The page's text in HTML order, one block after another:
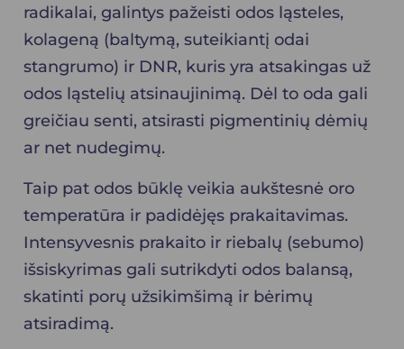
radikalai, galintys pažeisti odos ląsteles,
kolageną (baltymą, suteikiantį odai
stangrumo) ir DNR, kuris yra atsakingas už
odos ląstelių atsinaujinimą. Dėl to oda gali
greičiau senti, atsirasti pigmentinių dėmių
ar net nudegimų.
Taip pat odos būklę veikia aukštesnė oro
temperatūra ir padidėjęs prakaitavimas.
Intensyvesnis prakaito ir riebalų (sebumo)
išsiskyrimas gali sutrikdyti odos balansą,
skatinti porų užsikimšimą ir bėrimų
atsiradimą.